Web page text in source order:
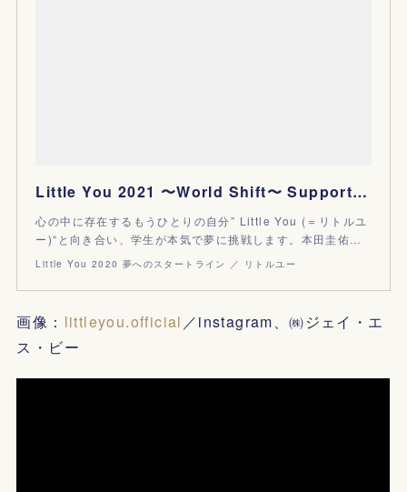
Little You 2021 〜World Shift〜 Supported by UniLife
心の中に存在するもうひとりの自分” Little You (＝リトルユ
ー)“と向き合い、学生が本気で夢に挑戦します。本田圭佑…
Little You 2020 夢へのスタートライン ／ リトルユー
画像： littleyou.official ／instagram、㈱ジェイ・エ
ス・ビー